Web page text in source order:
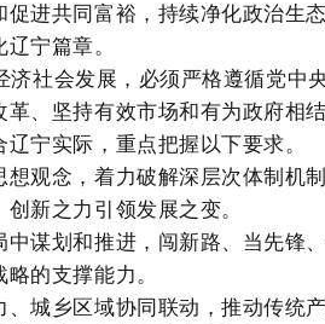
进共同富裕，持续净化政治生
宁篇章。
济社会发展，必须严格遵循党中
、坚持有效市场和有为政府相
宁实际，重点把握以下要求。
观念，着力破解深层次体制机
新之力引领发展之变。
谋划和推进，闯新路、当先锋
的支撑能力。
城乡区域协同联动，推动传统